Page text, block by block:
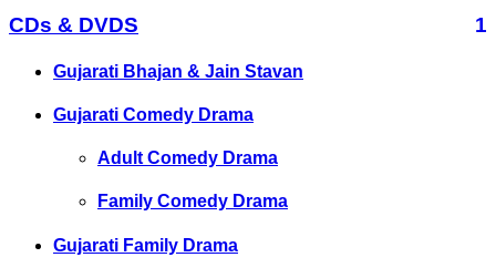
CDs & DVDS 1
Gujarati Bhajan & Jain Stavan
Gujarati Comedy Drama
Adult Comedy Drama
Family Comedy Drama
Gujarati Family Drama